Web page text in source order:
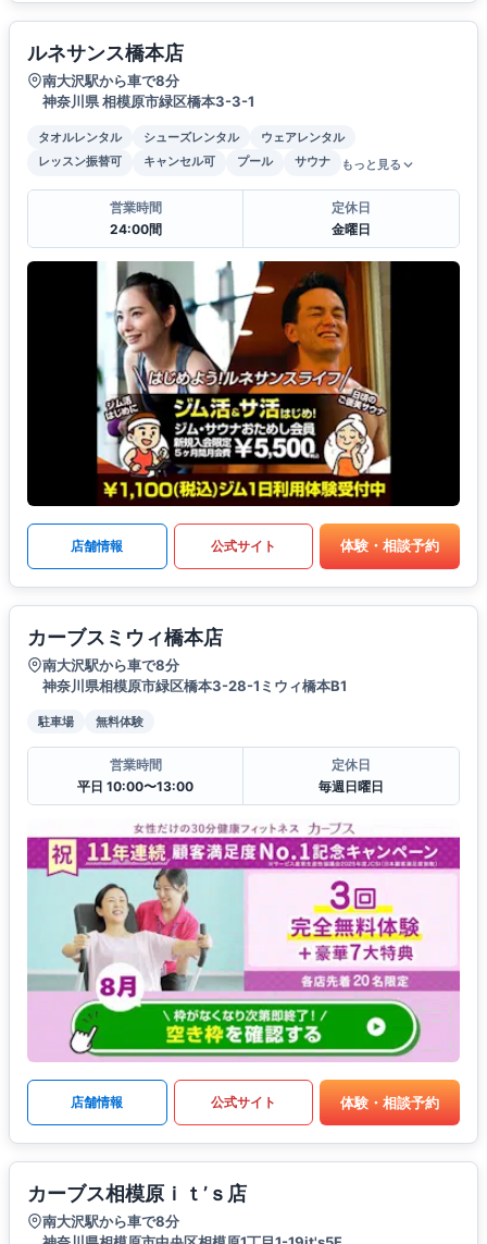
ルネサンス橋本店
南大沢駅から車で8分
神奈川県 相模原市緑区橋本3-3-1
タオルレンタル シューズレンタル
ウェアレンタル
レッスン振替可
キャンセル可 プール サウナ もっと見る
営業時間
24:00間
定休日
金曜日
店舗情報 公式サイト 体験・相談予約
カーブスミウィ橋本店
南大沢駅から車で8分
神奈川県相模原市緑区橋本3-28-1ミウィ橋本B1
駐車場 無料体験
営業時間
平日 10:00〜13:00
定休日
毎週日曜日
店舗情報 公式サイト 体験・相談予約
カーブス相模原ｉｔ’ｓ店
南大沢駅から車で8分